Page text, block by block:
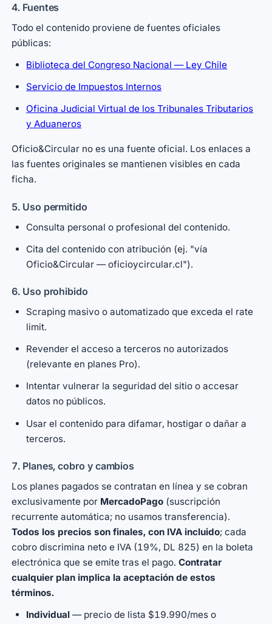
4. Fuentes
Todo el contenido proviene de fuentes oficiales
públicas:
Biblioteca del Congreso Nacional — Ley Chile
Servicio de Impuestos Internos
Oficina Judicial Virtual de los Tribunales Tributarios
y Aduaneros
Oficio&Circular no es una fuente oficial. Los enlaces a
las fuentes originales se mantienen visibles en cada
ficha.
5. Uso permitido
Consulta personal o profesional del contenido.
Cita del contenido con atribución (ej. "vía
Oficio&Circular — oficioycircular.cl").
6. Uso prohibido
Scraping masivo o automatizado que exceda el rate
limit.
Revender el acceso a terceros no autorizados
(relevante en planes Pro).
Intentar vulnerar la seguridad del sitio o accesar
datos no públicos.
Usar el contenido para difamar, hostigar o dañar a
terceros.
7. Planes, cobro y cambios
Los planes pagados se contratan en línea y se cobran
exclusivamente por MercadoPago (suscripción
recurrente automática; no usamos transferencia).
Todos los precios son finales, con IVA incluido; cada
cobro discrimina neto e IVA (19%, DL 825) en la boleta
electrónica que se emite tras el pago.Contratar
cualquier plan implica la aceptación de estos
términos.
Individual — precio de lista $19.990/mes o